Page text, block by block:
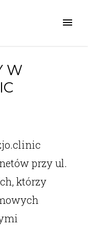
W
przy ul.
którzy